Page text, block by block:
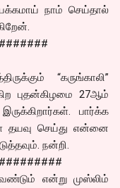
நாம் செய்தால்
“கருங்காலி”
புதன்கிழமை 27ஆம்
பார்க்க
தயவு செய்து என்னை
நன்றி.
என்று முஸ்லிம்